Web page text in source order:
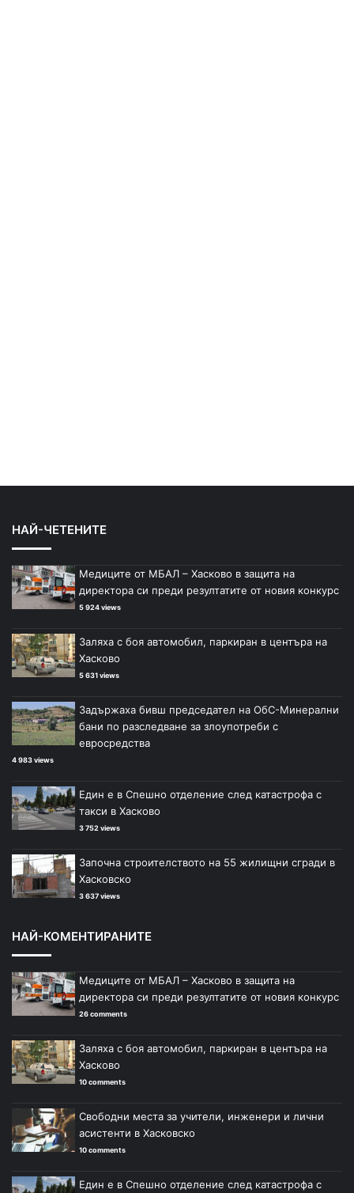
НАЙ-ЧЕТЕНИТЕ
Медиците от МБАЛ – Хасково в защита на
директора си преди резултатите от новия конкурс
5 924 views
Заляха с боя автомобил, паркиран в центъра на
Хасково
5 631 views
Задържаха бивш председател на ОбС-Минерални
бани по разследване за злоупотреби с
евросредства
4 983 views
Един е в Спешно отделение след катастрофа с
такси в Хасково
3 752 views
Започна строителството на 55 жилищни сгради в
Хасковско
3 637 views
НАЙ-КОМЕНТИРАНИТЕ
Медиците от МБАЛ – Хасково в защита на
директора си преди резултатите от новия конкурс
26 comments
Заляха с боя автомобил, паркиран в центъра на
Хасково
10 comments
Свободни места за учители, инженери и лични
асистенти в Хасковско
10 comments
Един е в Спешно отделение след катастрофа с